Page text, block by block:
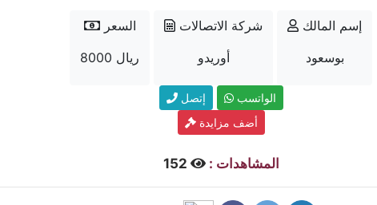
السعر
8000 ريال
شركة الاتصالات
أوريدو
إسم المالك
بوسعود
إتصل
الواتسب
أضف مزايدة
المشاهدات :